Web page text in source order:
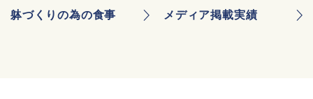
躰づくりの為の食事 メディア掲載実績